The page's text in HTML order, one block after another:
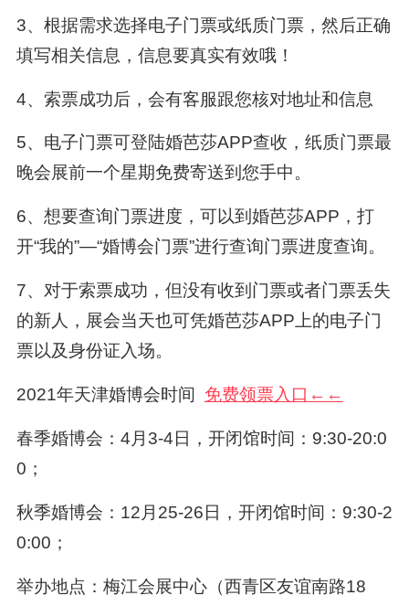
3、根据需求选择电子门票或纸质门票，然后正确
填写相关信息，信息要真实有效哦！
4、索票成功后，会有客服跟您核对地址和信息
5、电子门票可登陆婚芭莎APP查收，纸质门票最
晚会展前一个星期免费寄送到您手中。
6、想要查询门票进度，可以到婚芭莎APP，打
开“我的”—“婚博会门票”进行查询门票进度查询。
7、对于索票成功，但没有收到门票或者门票丢失
的新人，展会当天也可凭婚芭莎APP上的电子门
票以及身份证入场。
2021年天津婚博会时间 免费领票入口←←
春季婚博会：4月3-4日，开闭馆时间：9:30-20:0
0；
秋季婚博会：12月25-26日，开闭馆时间：9:30-2
0:00；
举办地点：梅江会展中心（西青区友谊南路18